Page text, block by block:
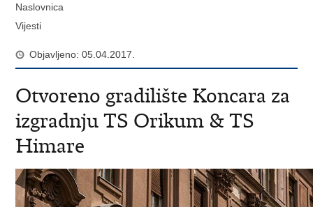
Naslovnica
Vijesti
Objavljeno: 05.04.2017.
Otvoreno gradilište Koncara za
izgradnju TS Orikum & TS
Himare